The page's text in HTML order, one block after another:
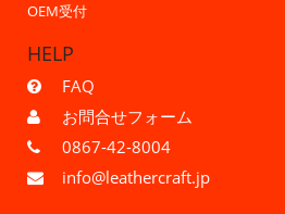
OEM受付
HELP
FAQ
お問合せフォーム
0867-42-8004
info@leathercraft.jp